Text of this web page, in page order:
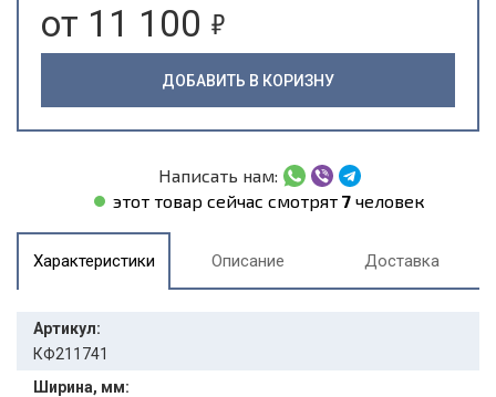
от 11 100 5
ДОБАВИТЬ В КОРИЗНУ
Написать нам:
этот товар сейчас смотрят 7человек
Характеристики Описание Доставка
Артикул:
КФ211741
Ширина, мм: